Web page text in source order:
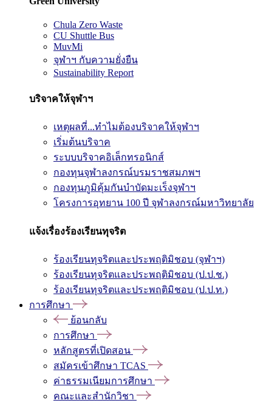
Chula Zero Waste
CU Shuttle Bus
MuvMi
จุฬาฯ กับความยั่งยืน
Sustainability Report
บริจาคให้จุฬาฯ
เหตุผลที่...ทำไมต้องบริจาคให้จุฬาฯ
เริ่มต้นบริจาค
ระบบบริจาคอิเล็กทรอนิกส์
กองทุนจุฬาลงกรณ์บรมราชสมภพฯ
กองทุนภูมิคุ้มกันบำบัดมะเร็งจุฬาฯ
โครงการอุทยาน 100 ปี จุฬาลงกรณ์มหาวิทยาลัย
แจ้งเรื่องร้องเรียนทุจริต
ร้องเรียนทุจริตและประพฤติมิชอบ (จุฬาฯ)
ร้องเรียนทุจริตและประพฤติมิชอบ (ป.ป.ช.)
ร้องเรียนทุจริตและประพฤติมิชอบ (ป.ป.ท.)
การศึกษา
ย้อนกลับ
การศึกษา
หลักสูตรที่เปิดสอน
สมัครเข้าศึกษา TCAS
ค่าธรรมเนียมการศึกษา
คณะและสำนักวิชา